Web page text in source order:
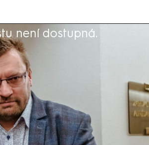
není dostupná.